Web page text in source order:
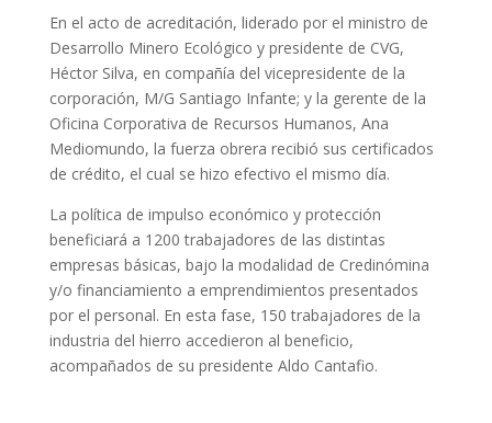
En el acto de acreditación, liderado por el ministro de
Desarrollo Minero Ecológico y presidente de CVG,
Héctor Silva, en compañía del vicepresidente de la
corporación, M/G Santiago Infante; y la gerente de la
Oficina Corporativa de Recursos Humanos, Ana
Mediomundo, la fuerza obrera recibió sus certificados
de crédito, el cual se hizo efectivo el mismo día.
La política de impulso económico y protección
beneficiará a 1200 trabajadores de las distintas
empresas básicas, bajo la modalidad de Credinómina
y/o financiamiento a emprendimientos presentados
por el personal. En esta fase, 150 trabajadores de la
industria del hierro accedieron al beneficio,
acompañados de su presidente Aldo Cantafio.